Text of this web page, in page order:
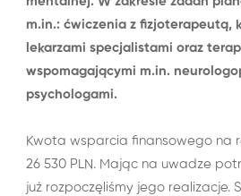
m.in.: ćwiczenia z fizjoterapeutą,
lekarzami specjalistami oraz
wspomagającymi m.in.
psychologami.
Kwota wsparcia finansowego na
26 530 PLN. Mając na uwadze
już rozpoczęliśmy jego realizacje.